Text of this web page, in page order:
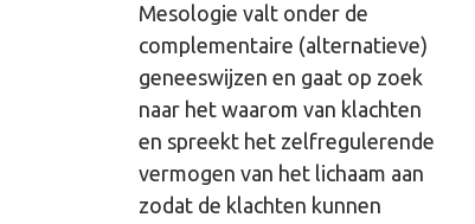
Mesologie valt onder de
complementaire (alternatieve)
geneeswijzen en gaat op zoek
naar het waarom van klachten
en spreekt het zelfregulerende
vermogen van het lichaam aan
zodat de klachten kunnen